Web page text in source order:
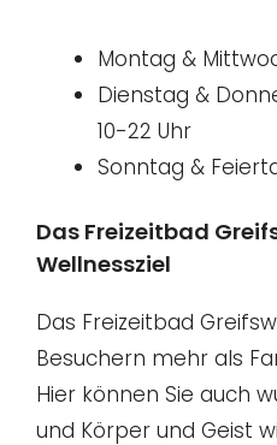
Montag &
Dienstag &
10-22 Uhr
Sonntag &
Das Freizeitbad
Wellnessziel
Das Freizeitbad
Besuchern mehr als
Hier können Sie auch
und Körper und Geist